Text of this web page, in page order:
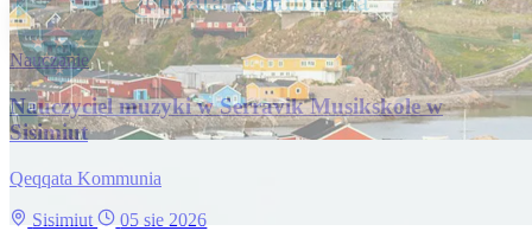
Nauczanie
Nauczyciel muzyki w Serravik Musikskole w
Sisimiut
Qeqqata Kommunia
Sisimiut
05 sie 2026